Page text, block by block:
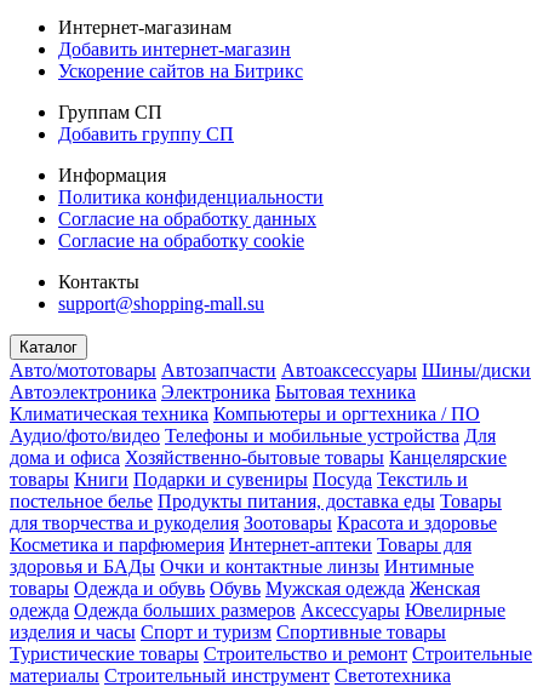
Интернет-магазинам
Добавить интернет-магазин
Ускорение сайтов на Битрикс
Группам СП
Добавить группу СП
Информация
Политика конфиденциальности
Согласие на обработку данных
Согласие на обработку cookie
Контакты
support@shopping-mall.su
Каталог
Авто/мототовары Автозапчасти Автоаксессуары Шины/диски
Автоэлектроника Электроника Бытовая техника
Климатическая техника Компьютеры и оргтехника / ПО
Аудио/фото/видео Телефоны и мобильные устройства Для
дома и офиса Хозяйственно-бытовые товары Канцелярские
товары Книги Подарки и сувениры Посуда Текстиль и
постельное белье Продукты питания, доставка еды Товары
для творчества и рукоделия Зоотовары Красота и здоровье
Косметика и парфюмерия Интернет-аптеки Товары для
здоровья и БАДы Очки и контактные линзы Интимные
товары Одежда и обувь Обувь Мужская одежда Женская
одежда Одежда больших размеров Аксессуары Ювелирные
изделия и часы Спорт и туризм Спортивные товары
Туристические товары Строительство и ремонт Строительные
материалы Строительный инструмент Светотехника